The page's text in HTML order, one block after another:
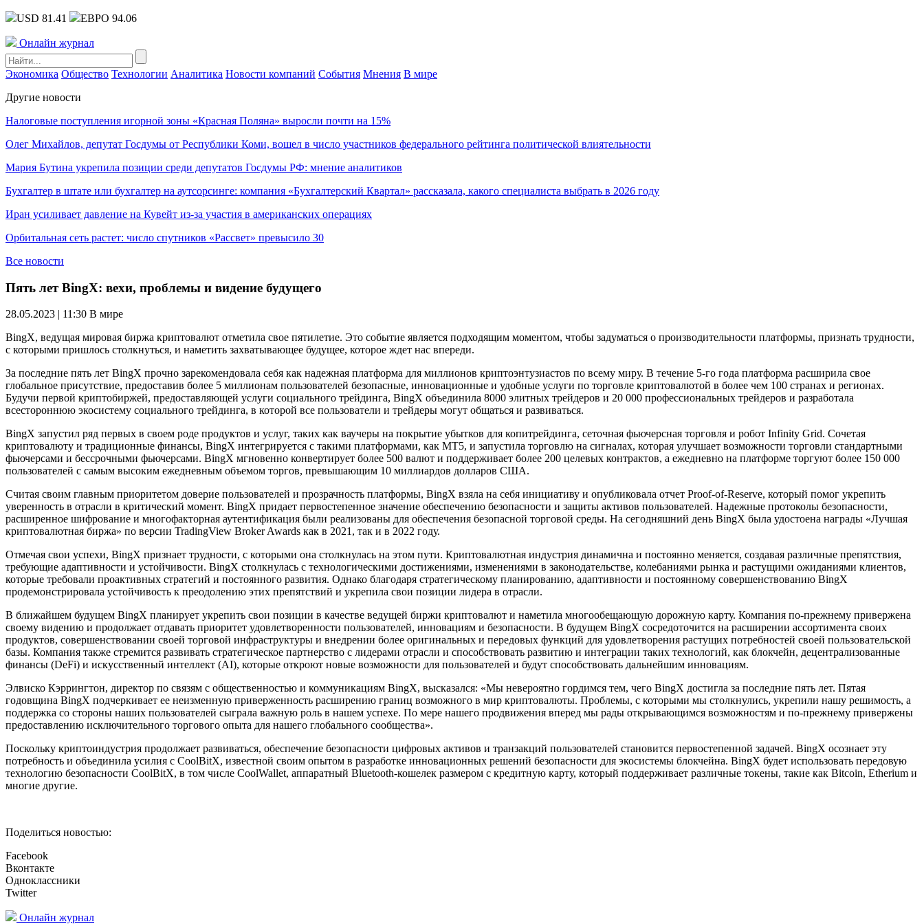
USD 81.41 ЕВРО 94.06
Онлайн журнал
Экономика Общество Технологии Аналитика Новости компаний События Мнения В мире
Другие новости
Налоговые поступления игорной зоны «Красная Поляна» выросли почти на 15%
Олег Михайлов, депутат Госдумы от Республики Коми, вошел в число участников федерального рейтинга политической влиятельности
Мария Бутина укрепила позиции среди депутатов Госдумы РФ: мнение аналитиков
Бухгалтер в штате или бухгалтер на аутсорсинге: компания «Бухгалтерский Квартал» рассказала, какого специалиста выбрать в 2026 году
Иран усиливает давление на Кувейт из-за участия в американских операциях
Орбитальная сеть растет: число спутников «Рассвет» превысило 30
Все новости
Пять лет BingX: вехи, проблемы и видение будущего
28.05.2023 | 11:30 В мире
BingX, ведущая мировая биржа криптовалют отметила свое пятилетие. Это событие является подходящим моментом, чтобы задуматься о производительности платформы, признать трудности,
с которыми пришлось столкнуться, и наметить захватывающее будущее, которое ждет нас впереди.
За последние пять лет BingX прочно зарекомендовала себя как надежная платформа для миллионов криптоэнтузиастов по всему миру. В течение 5-го года платформа расширила свое
глобальное присутствие, предоставив более 5 миллионам пользователей безопасные, инновационные и удобные услуги по торговле криптовалютой в более чем 100 странах и регионах.
Будучи первой криптобиржей, предоставляющей услуги социального трейдинга, BingX объединила 8000 элитных трейдеров и 20 000 профессиональных трейдеров и разработала
всестороннюю экосистему социального трейдинга, в которой все пользователи и трейдеры могут общаться и развиваться.
BingX запустил ряд первых в своем роде продуктов и услуг, таких как ваучеры на покрытие убытков для копитрейдинга, сеточная фьючерсная торговля и робот Infinity Grid. Сочетая
криптовалюту и традиционные финансы, BingX интегрируется с такими платформами, как MT5, и запустила торговлю на сигналах, которая улучшает возможности торговли стандартными
фьючерсами и бессрочными фьючерсами. BingX мгновенно конвертирует более 500 валют и поддерживает более 200 целевых контрактов, а ежедневно на платформе торгуют более 150 000
пользователей с самым высоким ежедневным объемом торгов, превышающим 10 миллиардов долларов США.
Считая своим главным приоритетом доверие пользователей и прозрачность платформы, BingX взяла на себя инициативу и опубликовала отчет Proof-of-Reserve, который помог укрепить
уверенность в отрасли в критический момент. BingX придает первостепенное значение обеспечению безопасности и защиты активов пользователей. Надежные протоколы безопасности,
расширенное шифрование и многофакторная аутентификация были реализованы для обеспечения безопасной торговой среды. На сегодняшний день BingX была удостоена награды «Лучшая
криптовалютная биржа» по версии TradingView Broker Awards как в 2021, так и в 2022 году.
Отмечая свои успехи, BingX признает трудности, с которыми она столкнулась на этом пути. Криптовалютная индустрия динамична и постоянно меняется, создавая различные препятствия,
требующие адаптивности и устойчивости. BingX столкнулась с технологическими достижениями, изменениями в законодательстве, колебаниями рынка и растущими ожиданиями клиентов,
которые требовали проактивных стратегий и постоянного развития. Однако благодаря стратегическому планированию, адаптивности и постоянному совершенствованию BingX
продемонстрировала устойчивость к преодолению этих препятствий и укрепила свои позиции лидера в отрасли.
В ближайшем будущем BingX планирует укрепить свои позиции в качестве ведущей биржи криптовалют и наметила многообещающую дорожную карту. Компания по-прежнему привержена
своему видению и продолжает отдавать приоритет удовлетворенности пользователей, инновациям и безопасности. В будущем BingX сосредоточится на расширении ассортимента своих
продуктов, совершенствовании своей торговой инфраструктуры и внедрении более оригинальных и передовых функций для удовлетворения растущих потребностей своей пользовательской
базы. Компания также стремится развивать стратегическое партнерство с лидерами отрасли и способствовать развитию и интеграции таких технологий, как блокчейн, децентрализованные
финансы (DeFi) и искусственный интеллект (AI), которые откроют новые возможности для пользователей и будут способствовать дальнейшим инновациям.
Элвиско Кэррингтон, директор по связям с общественностью и коммуникациям BingX, высказался: «Мы невероятно гордимся тем, чего BingX достигла за последние пять лет. Пятая
годовщина BingX подчеркивает ее неизменную приверженность расширению границ возможного в мир криптовалюты. Проблемы, с которыми мы столкнулись, укрепили нашу решимость, а
поддержка со стороны наших пользователей сыграла важную роль в нашем успехе. По мере нашего продвижения вперед мы рады открывающимся возможностям и по-прежнему привержены
предоставлению исключительного торгового опыта для нашего глобального сообщества».
Поскольку криптоиндустрия продолжает развиваться, обеспечение безопасности цифровых активов и транзакций пользователей становится первостепенной задачей. BingX осознает эту
потребность и объединила усилия с CoolBitX, известной своим опытом в разработке инновационных решений безопасности для экосистемы блокчейна. BingX будет использовать передовую
технологию безопасности CoolBitX, в том числе CoolWallet, аппаратный Bluetooth-кошелек размером с кредитную карту, который поддерживает различные токены, такие как Bitcoin, Etherium и
многие другие.
Поделиться новостью:
Facebook
Вконтакте
Одноклассники
Twitter
Онлайн журнал